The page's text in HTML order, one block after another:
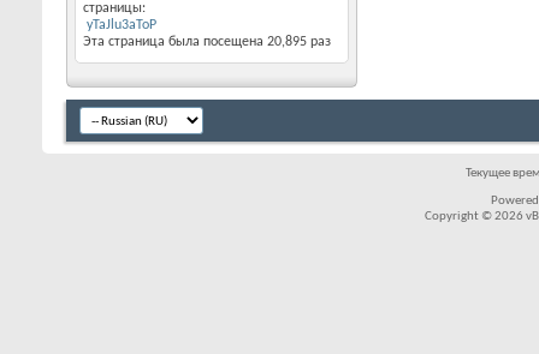
страницы:
yTaJlu3aToP
Эта страница была посещена 20,895 раз
Текущее
Copyright © 2026